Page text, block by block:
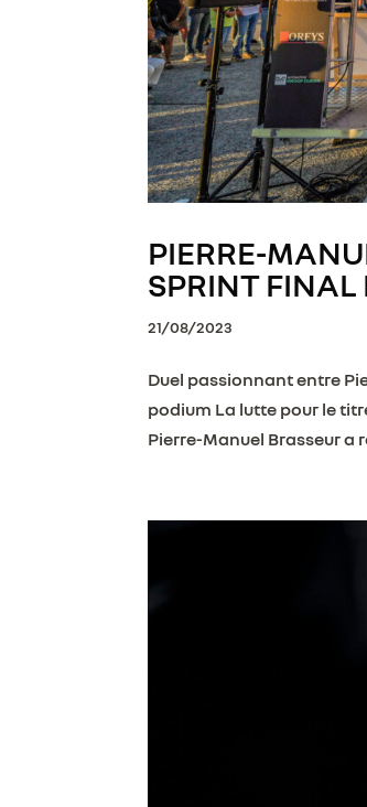
PIERRE-
SPRINT
21/08/2023
Duel passionnant entre
podium La lutte pour le
Pierre-Manuel Brasseur a